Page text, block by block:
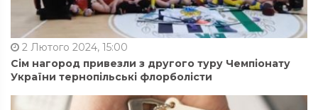
2 Лютого 2024, 15:00
Сім нагород привезли з другого туру Чемпіонату
України тернопільські флорболісти